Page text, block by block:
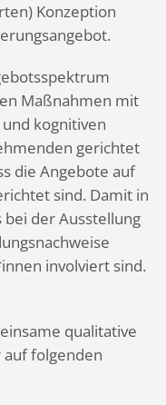
Konzeption
Maßnahmen mit
kognitiven
gerichtet
die Angebote auf
sind. Damit in
der Ausstellung
involviert sind.
qualitative
auf folgenden